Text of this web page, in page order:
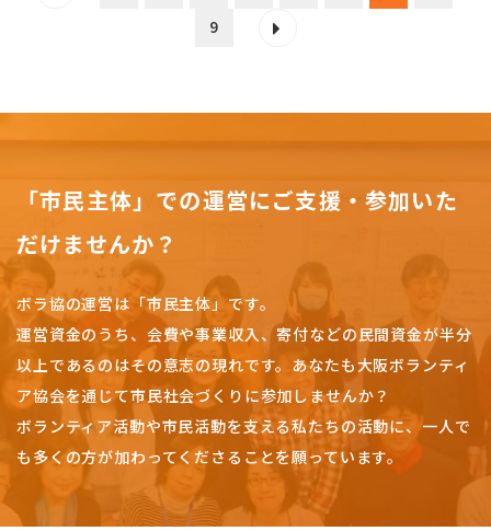
9
「市民主体」での運営にご支援・参加いた
だけませんか？
ボラ協の運営は「市民主体」です。
運営資金のうち、会費や事業収入、寄付などの民間資金が半分
以上であるのはその意志の現れです。 あなたも大阪ボランティ
ア協会を通じて市民社会づくりに参加しませんか？
ボランティア活動や市民活動を支える私たちの活動に、一人で
も多くの方が加わってくださることを願っています。